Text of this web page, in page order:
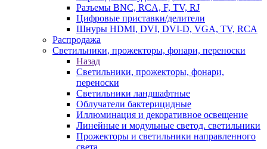
Разъемы BNС, RCA, F, TV, RJ
Цифровые приставки/делители
Шнуры HDMI, DVI, DVI-D, VGA, TV, RCA
Распродажа
Светильники, прожекторы, фонари, переноски
Назад
Светильники, прожекторы, фонари,
переноски
Светильники ландшафтные
Облучатели бактерицидные
Иллюминация и декоративное освещение
Линейные и модульные светод. светильники
Прожекторы и светильники направленного
света